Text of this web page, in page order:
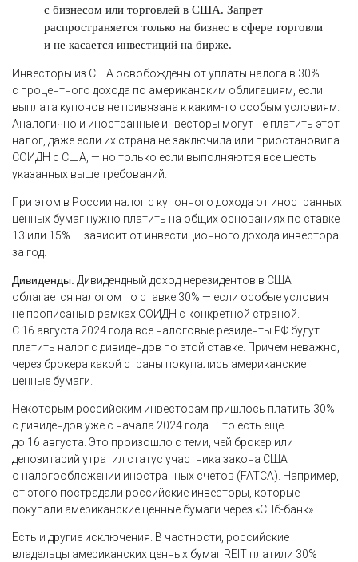
с бизнесом или торговлей в США. Запрет
распространяется только на бизнес в сфере торговли
и не касается инвестиций на бирже.
Инвесторы из США освобождены от уплаты налога в 30%
с процентного дохода по американским облигациям, если
выплата купонов не привязана к каким-то особым условиям.
Аналогично и иностранные инвесторы могут не платить этот
налог, даже если их страна не заключила или приостановила
СОИДН с США, — но только если выполняются все шесть
указанных выше требований.
При этом в России налог с купонного дохода от иностранных
ценных бумаг нужно платить на общих основаниях по ставке
13 или 15% — зависит от инвестиционного дохода инвестора
за год.
Дивиденды. Дивидендный доход нерезидентов в США
облагается налогом по ставке 30% — если особые условия
не прописаны в рамках СОИДН с конкретной страной.
С 16 августа 2024 года все налоговые резиденты РФ будут
платить налог с дивидендов по этой ставке. Причем неважно,
через брокера какой страны покупались американские
ценные бумаги.
Некоторым российским инвесторам пришлось платить 30%
с дивидендов уже с начала 2024 года — то есть еще
до 16 августа. Это произошло с теми, чей брокер или
депозитарий утратил статус участника закона США
о налогообложении иностранных счетов (FATCA). Например,
от этого пострадали российские инвесторы, которые
покупали американские ценные бумаги через «СПб-банк».
Есть и другие исключения. В частности, российские
владельцы американских ценных бумаг REIT платили 30%